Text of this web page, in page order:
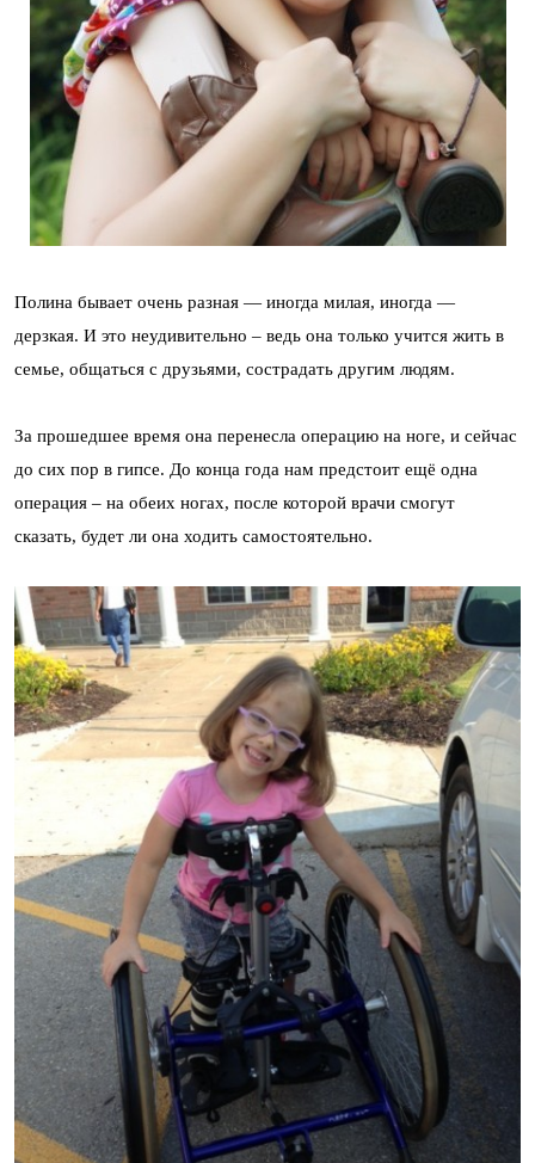
Полина бывает очень разная — иногда милая, иногда —
дерзкая. И это неудивительно – ведь она только учится жить в
семье, общаться с друзьями, сострадать другим людям.
За прошедшее время она перенесла операцию на ноге, и сейчас
до сих пор в гипсе. До конца года нам предстоит ещё одна
операция – на обеих ногах, после которой врачи смогут
сказать, будет ли она ходить самостоятельно.